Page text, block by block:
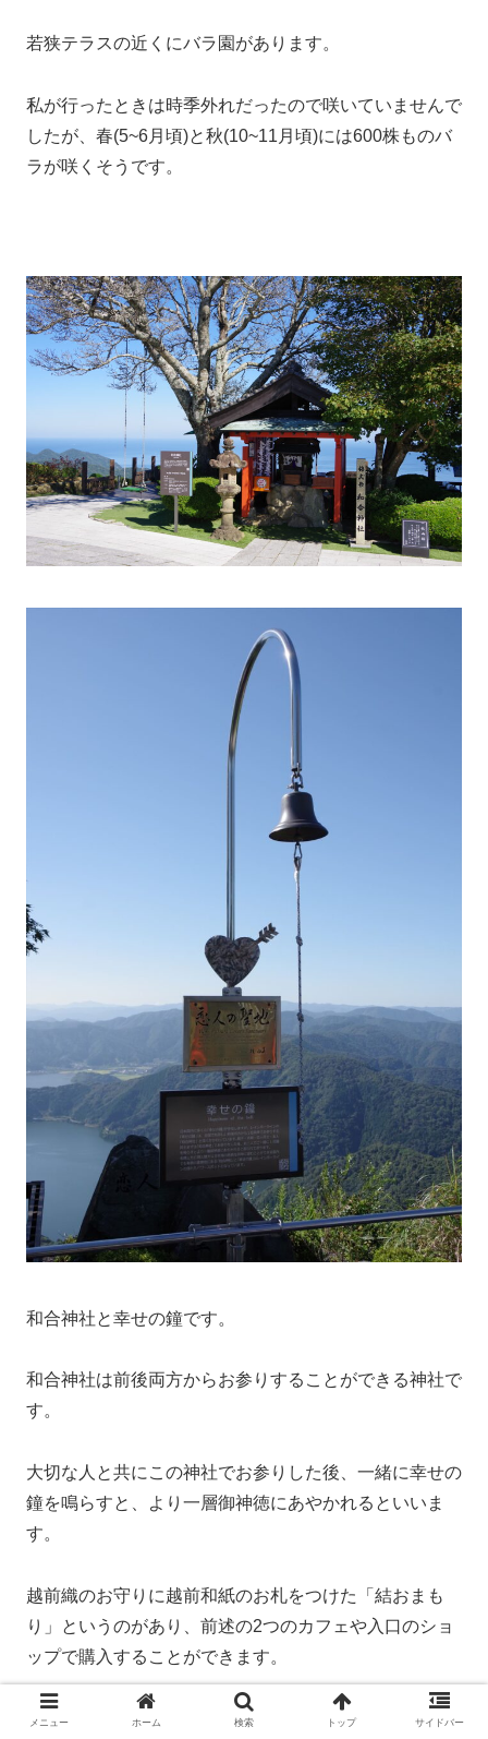
若狭テラスの近くにバラ園があります。
私が行ったときは時季外れだったので咲いていませんで
したが、春(5~6月頃)と秋(10~11月頃)には600株ものバ
ラが咲くそうです。
和合神社と幸せの鐘です。
和合神社は前後両方からお参りすることができる神社で
す。
大切な人と共にこの神社でお参りした後、一緒に幸せの
鐘を鳴らすと、より一層御神徳にあやかれるといいま
す。
越前織のお守りに越前和紙のお札をつけた「結おまも
り」というのがあり、前述の2つのカフェや入口のショ
ップで購入することができます。
メニュー ホーム 検索 トップ サイドバー